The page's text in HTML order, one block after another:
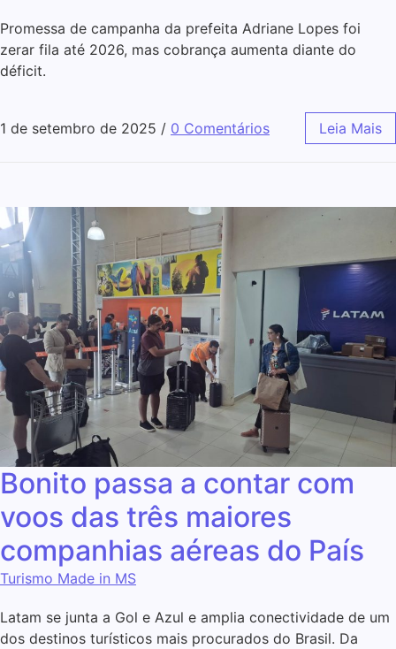
Promessa de campanha da prefeita Adriane Lopes foi
zerar fila até 2026, mas cobrança aumenta diante do
déficit.
1 de setembro de 2025 / 0 Comentários Leia Mais
Bonito passa a contar com
voos das três maiores
companhias aéreas do País
Turismo Made in MS
Latam se junta a Gol e Azul e amplia conectividade de um
dos destinos turísticos mais procurados do Brasil. Da